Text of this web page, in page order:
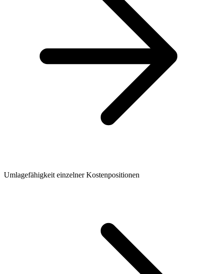
Umlagefähigkeit einzelner Kostenpositionen